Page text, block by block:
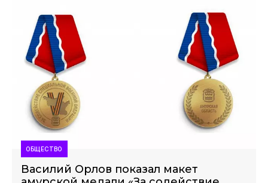
ОБЩЕСТВО
Василий Орлов показал макет